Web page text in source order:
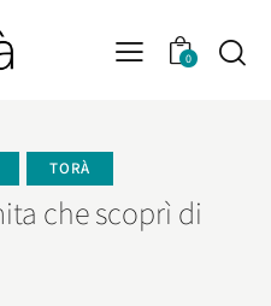
0
TORÀ
che scoprì di